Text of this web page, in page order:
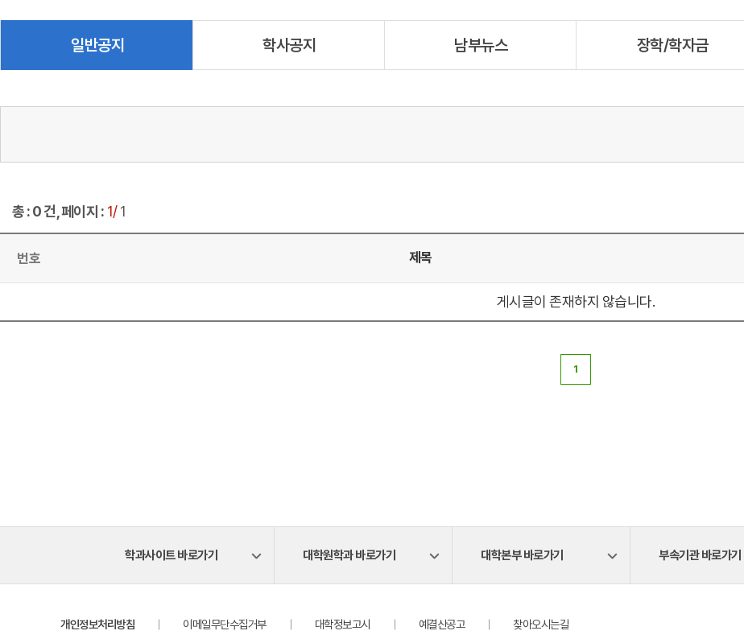
일반공지 학사공지 남부뉴스 장학/학자금
총 : 0 건, 페이지 : 1/ 1
번호 제목
게시글이 존재하지 않습니다.
1
학과사이트 바로가기 대학원학과 바로가기 대학본부 바로가기 부속기관 바로가기
개인정보처리방침 이메일무단수집거부 대학정보고시 예결산공고 찾아오시는길